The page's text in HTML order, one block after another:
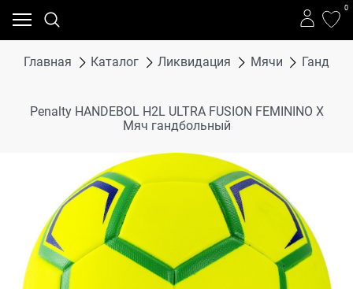
0
Главная Каталог Ликвидация Мячи
Penalty HANDEBOL H2L ULTRA FUSION FEMININO X
Мяч гандбольный